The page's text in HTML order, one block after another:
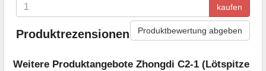
kaufen
Produktrezensionen Produktbewertung abgeben
Weitere Produktangebote Zhongdi C2-1 (Lötspitze